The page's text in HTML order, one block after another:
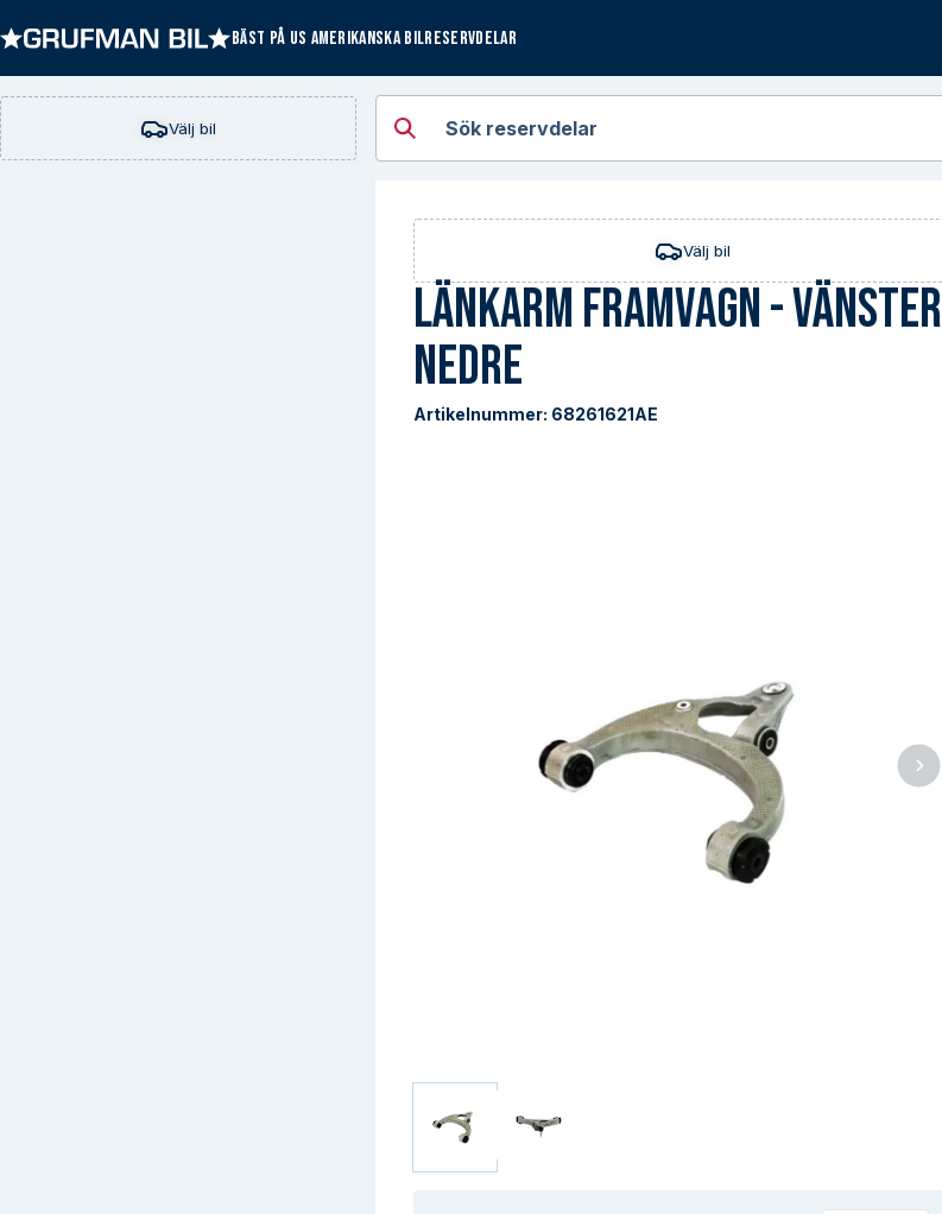
BÄST PÅ US AMERIKANSKA BILRESERVDELAR
Välj bil
Sök reservdelar
Välj bil
Länkarm Framvagn - Vänster
Nedre
Artikelnummer: 68261621AE